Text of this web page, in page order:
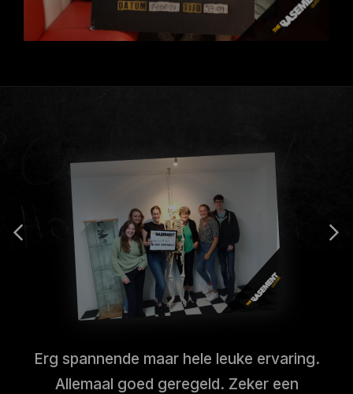
Erg spannende maar hele leuke ervaring.
Allemaal goed geregeld. Zeker een